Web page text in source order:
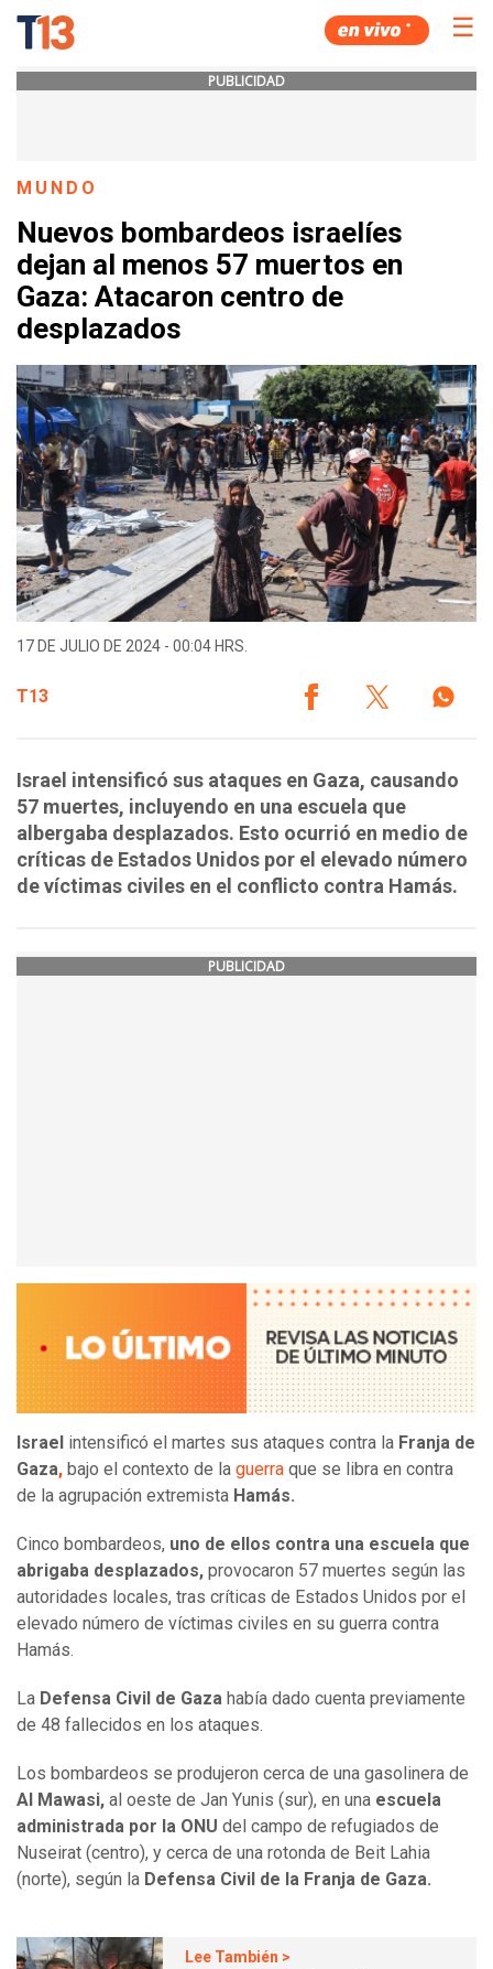
☰
PUBLICIDAD
MUNDO
Nuevos bombardeos israelíes
dejan al menos 57 muertos en
Gaza: Atacaron centro de
desplazados
17 DE JULIO DE 2024 - 00:04 HRS.
T13
Israel intensificó sus ataques en Gaza, causando
57 muertes, incluyendo en una escuela que
albergaba desplazados. Esto ocurrió en medio de
críticas de Estados Unidos por el elevado número
de víctimas civiles en el conflicto contra Hamás.
PUBLICIDAD
Israel intensificó el martes sus ataques contra la Franja de
Gaza, bajo el contexto de la guerra que se libra en contra
de la agrupación extremista Hamás.
Cinco bombardeos, uno de ellos contra una escuela que
abrigaba desplazados, provocaron 57 muertes según las
autoridades locales, tras críticas de Estados Unidos por el
elevado número de víctimas civiles en su guerra contra
Hamás.
La Defensa Civil de Gaza había dado cuenta previamente
de 48 fallecidos en los ataques.
Los bombardeos se produjeron cerca de una gasolinera de
Al Mawasi, al oeste de Jan Yunis (sur), en una escuela
administrada por la ONU del campo de refugiados de
Nuseirat (centro), y cerca de una rotonda de Beit Lahia
(norte), según la Defensa Civil de la Franja de Gaza.
Lee También >